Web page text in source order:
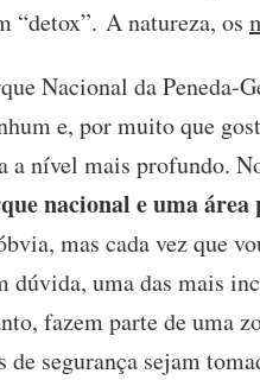
“detox”. A natureza, os
Nacional da Peneda-
e, por muito que
a nível mais profundo.
nacional e uma
mas cada vez que
dúvida, uma das mais
fazem parte de uma
de segurança sejam